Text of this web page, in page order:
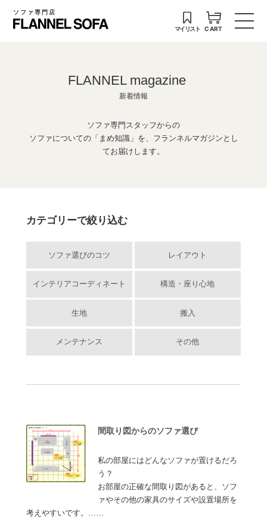
ソファ専門店
マイリスト CART
FLANNEL magazine
新着情報
ソファ専門スタッフからの
ソファについての「まめ知識」を、フランネルマガジンとし
てお届けします。
カテゴリーで絞り込む
ソファ選びのコツ レイアウト
インテリアコーディネート 構造・座り心地
生地 搬入
メンテナンス その他
間取り図からのソファ選び
私の部屋にはどんなソファが置けるだろ
う？
お部屋の正確な間取り図があると、ソフ
ァやその他の家具のサイズや設置場所を
考えやすいです。……